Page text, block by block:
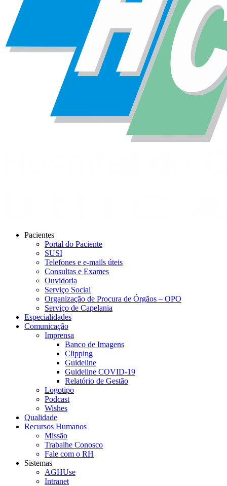
Pacientes
Portal do Paciente
SUSI
Telefones e e-mails úteis
Consultas e Exames
Ouvidoria
Serviço Social
Organização de Procura de Órgãos – OPO
Serviço de Capelania
Especialidades
Comunicação
Imprensa
Banco de Imagens
Clipping
Guideline
Guideline COVID-19
Relatório de Gestão
Logotipo
Podcast
Wishes
Qualidade
Recursos Humanos
Missão
Trabalhe Conosco
Fale com o RH
Sistemas
AGHUse
Intranet